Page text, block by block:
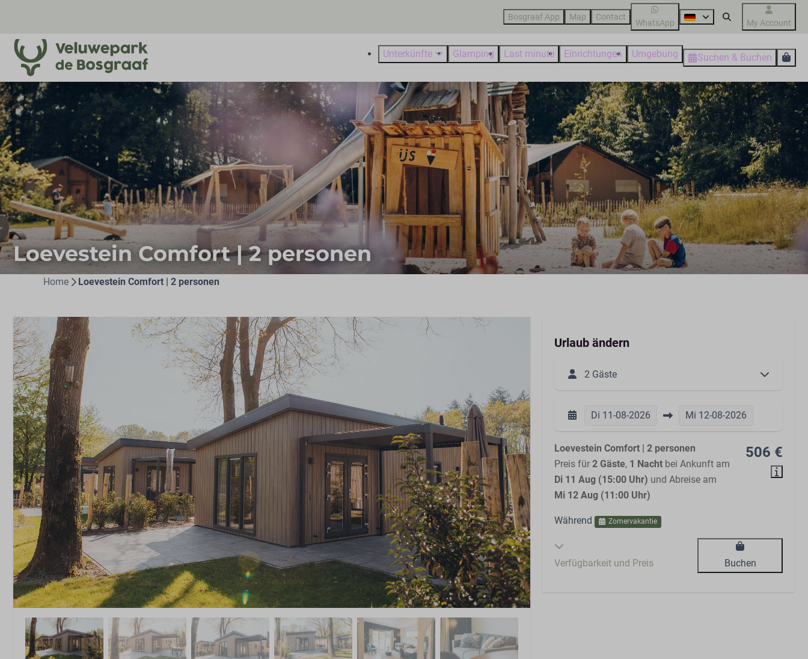
Bosgraaf App Map Contact
WhatsApp My Account
Unterkünfte Glamping Last minute Einrichtungen Umgebung Suchen & Buchen
Loevestein Comfort | 2 personen
Home Loevestein Comfort | 2 personen
Urlaub ändern
2 Gäste
Di 11-08-2026 Mi 12-08-2026
506 €
Loevestein Comfort | 2 personen
Preis für 2 Gäste, 1 Nacht bei Ankunft am
Di 11 Aug (15:00 Uhr) und Abreise am
Mi 12 Aug (11:00 Uhr)
Während Zomervakantie
Verfügbarkeit und Preis Buchen